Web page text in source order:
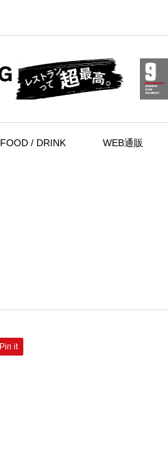
FOOD / DRINK WEB通販
Pin it